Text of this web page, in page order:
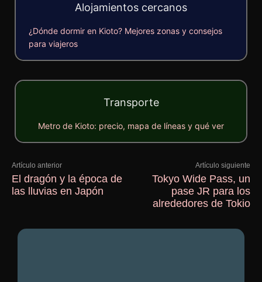
Alojamientos cercanos
¿Dónde dormir en Kioto? Mejores zonas y consejos
para viajeros
Transporte
Metro de Kioto: precio, mapa de líneas y qué ver
Artículo anterior
El dragón y la época de
las lluvias en Japón
Artículo siguiente
Tokyo Wide Pass, un
pase JR para los
alrededores de Tokio